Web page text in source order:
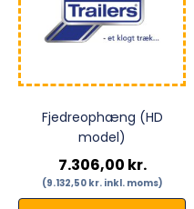
Fjedreophæng (HD
model)
7.306,00 kr.
(9.132,50 kr.inkl. moms)